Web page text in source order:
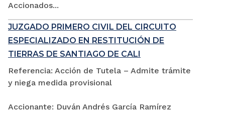
Accionados...
JUZGADO PRIMERO CIVIL DEL CIRCUITO
ESPECIALIZADO EN RESTITUCIÓN DE
TIERRAS DE SANTIAGO DE CALI
Referencia: Acción de Tutela – Admite trámite
y niega medida provisional
Accionante: Duván Andrés García Ramírez